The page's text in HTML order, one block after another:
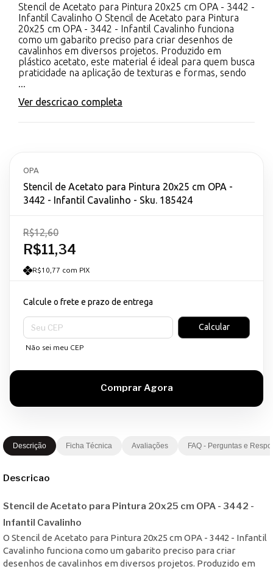
Stencil de Acetato para Pintura 20x25 cm OPA - 3442 -
Infantil Cavalinho O Stencil de Acetato para Pintura
20x25 cm OPA - 3442 - Infantil Cavalinho funciona
como um gabarito preciso para criar desenhos de
cavalinhos em diversos projetos. Produzido em
plástico acetato, este material é ideal para quem busca
praticidade na aplicação de texturas e formas, sendo
...
Ver descricao completa
OPA
Stencil de Acetato para Pintura 20x25 cm OPA -
3442 - Infantil Cavalinho - Sku. 185424
R$11,34
R$12,60
R$10,77 com PIX
Calcule o frete e prazo de entrega
Entregas para o CEP:
Calcular
Não sei meu CEP
Descrição Ficha Técnica Avaliações FAQ - Perguntas e
Descricao
Stencil de Acetato para Pintura 20x25 cm OPA - 3442 -
Infantil Cavalinho
O Stencil de Acetato para Pintura 20x25 cm OPA - 3442 - Infantil
Cavalinho funciona como um gabarito preciso para criar
desenhos de cavalinhos em diversos projetos. Produzido em